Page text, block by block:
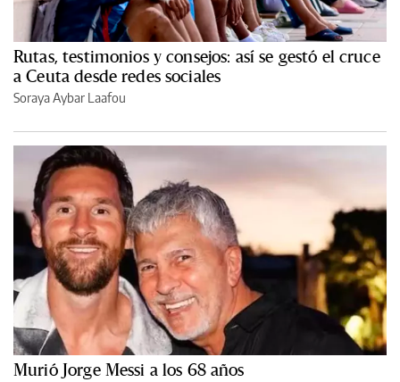
Rutas, testimonios y consejos: así se gestó el cruce
a Ceuta desde redes sociales
Soraya Aybar Laafou
Murió Jorge Messi a los 68 años